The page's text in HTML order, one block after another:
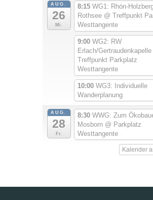
AUG.
26
Mi.
8:15 WG1: Rhön-
Rothsee @ Treffpunkt
Westtangente
9:00 WG2: RW
Erlach/Gertraudenkapelle
Treffpunkt Parkplatz
Westtangente
10:00 WG3: Individuelle
Wanderplanung
AUG.
28
Fr.
8:30 WWG: Zum
Mosborn @ Parkplatz
Westtangente
Kalender